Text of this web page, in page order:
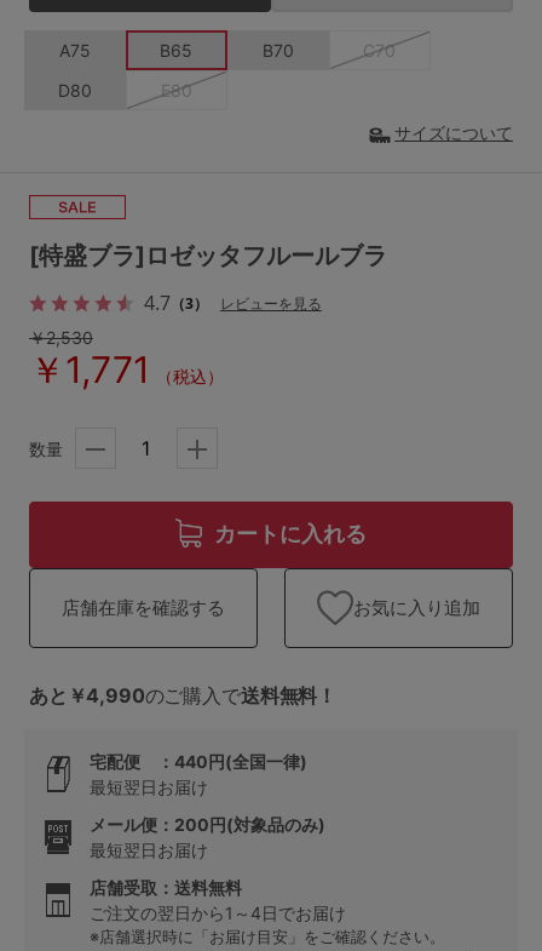
M-AB M-EF
L-AB L-CD L-EF
セールアイテムから探す
セールアイテム
お気に入り
新着アイテム
ランキング
高評価レビューアイテム
WEB限定アイテム
特集ページ
検索を閉じる
[特盛ブラ]ロゼッタフルールブラ
4.7（3）
レビューを見る
￥2,530
￥1,771 （税込）
A75 B65 B70
C70
D80
E80
サイズについて
数量
カートに入れる
店舗在庫を確認する お気に入り追加
あと￥4,990のご購入で送料無料！
宅配便 ：440円(全国一律)
最短翌日お届け
メール便：200円(対象品のみ)
最短翌日お届け
店舗受取：送料無料
ご注文の翌日から1～4日でお届け
※店舗選択時に「お届け目安」をご確認ください。